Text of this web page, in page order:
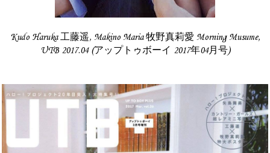
Kudo Haruka 工藤遥, Makino Maria 牧野真莉愛 Morning Musume,
UTB 2017.04 (アップトゥボーイ 2017年04月号)